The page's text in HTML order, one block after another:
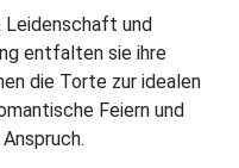
Leidenschaft und
entfalten sie ihre
die Torte zur idealen
Feiern und